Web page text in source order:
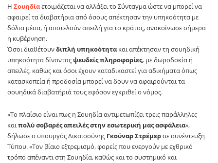
Η Σουηδίαετοιμάζεται να αλλάξει το Σύνταγμα ώστε να μπορεί να
αφαιρεί τα διαβατήρια από όσους απέκτησαν την υπηκοότητα με
δόλια μέσα, ή αποτελούν απειλή για το κράτος, ανακοίνωσε σήμερα
η κυβέρνηση.
Όσοι διαθέτουνδιπλή υπηκοότητα και απέκτησαν τη σουηδική
υπηκοότητα δίνοντας ψευδείς πληροφορίες, με δωροδοκία ή
απειλές, καθώς και όσοι έχουν καταδικαστεί για αδικήματα όπως
κατασκοπεία ή προδοσία μπορεί να δουν να αφαιρούνται τα
σουηδικά διαβατήριά τους εφόσον εγκριθεί ο νόμος.
«Το πλαίσιο είναι πως η Σουηδία αντιμετωπίζει τρεις παράλληλες
καιπολύ σοβαρές απειλές στην εσωτερική μας ασφάλεια»,
δήλωσε ο υπουργός Δικαιοσύνης Γκούναρ Στρέμερσε συνέντευξη
Τύπου. «Τον βίαιο εξτρεμισμό, φορείς που ενεργούν με εχθρικό
τρόπο απέναντι στη Σουηδία, καθώς και το συστημικό και